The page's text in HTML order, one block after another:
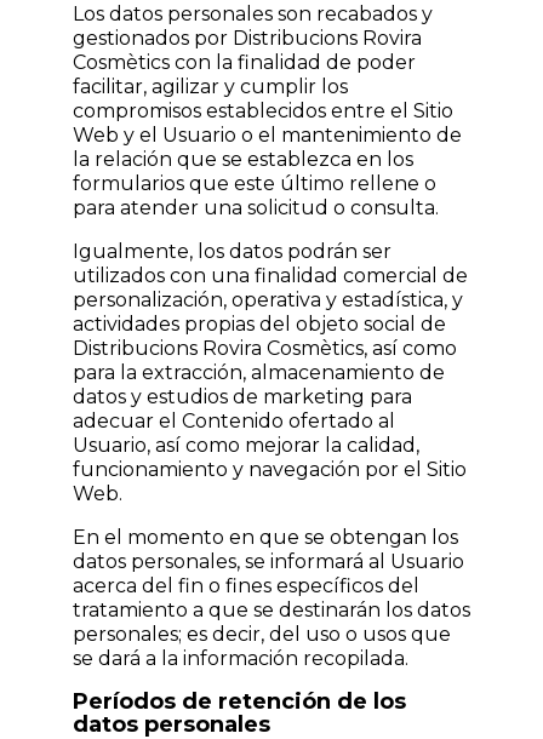
Los datos personales son recabados y
gestionados por Distribucions Rovira
Cosmètics con la finalidad de poder
facilitar, agilizar y cumplir los
compromisos establecidos entre el Sitio
Web y el Usuario o el mantenimiento de
la relación que se establezca en los
formularios que este último rellene o
para atender una solicitud o consulta.
Igualmente, los datos podrán ser
utilizados con una finalidad comercial de
personalización, operativa y estadística, y
actividades propias del objeto social de
Distribucions Rovira Cosmètics, así como
para la extracción, almacenamiento de
datos y estudios de marketing para
adecuar el Contenido ofertado al
Usuario, así como mejorar la calidad,
funcionamiento y navegación por el Sitio
Web.
En el momento en que se obtengan los
datos personales, se informará al Usuario
acerca del fin o fines específicos del
tratamiento a que se destinarán los datos
personales; es decir, del uso o usos que
se dará a la información recopilada.
Períodos de retención de los
datos personales